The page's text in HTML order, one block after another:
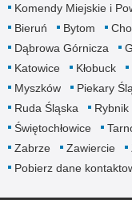
Komendy Miejskie i
Bieruń
Bytom
Dąbrowa Górnicza
Katowice
Kłobuck
Myszków
Piekary
Ruda Śląska
Rybnik
Świętochłowice
Zabrze
Zawiercie
Pobierz dane